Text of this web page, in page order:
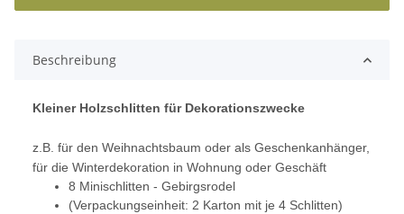
Beschreibung
Kleiner Holzschlitten für Dekorationszwecke
z.B. für den Weihnachtsbaum oder als Geschenkanhänger,
für die Winterdekoration in Wohnung oder Geschäft
8 Minischlitten - Gebirgsrodel
(Verpackungseinheit: 2 Karton mit je 4 Schlitten)